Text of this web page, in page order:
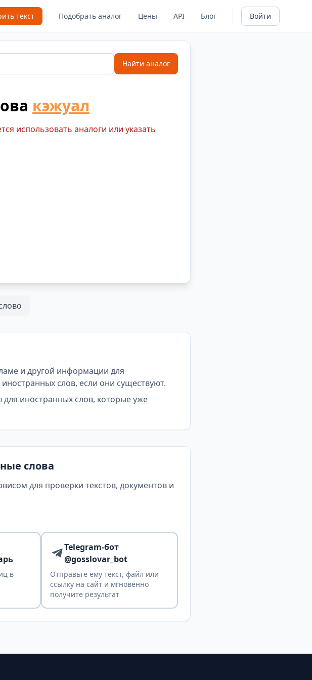
текст Подобрать аналог Цены API Блог Войти
Найти аналог
кэжуал
использовать аналоги или указать
и другой информации для
слов, если они существуют.
иностранных слов, которые уже
слова
для проверки текстов, документов и
в
Telegram-бот
@gosslovar_bot
Отправьте ему текст, файл или
ссылку на сайт и мгновенно
получите результат